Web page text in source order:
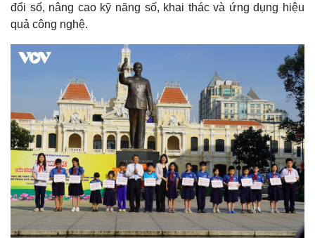
Thế giới
Quan sát
Multimedia
Video
đổi số, nâng cao kỹ năng số, khai thác và ứng dụng hiệu
quả công nghệ.